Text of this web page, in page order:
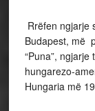
Rrëfen ngjarje
Budapest, më
“Puna”,
hungarezo-
Hungaria më